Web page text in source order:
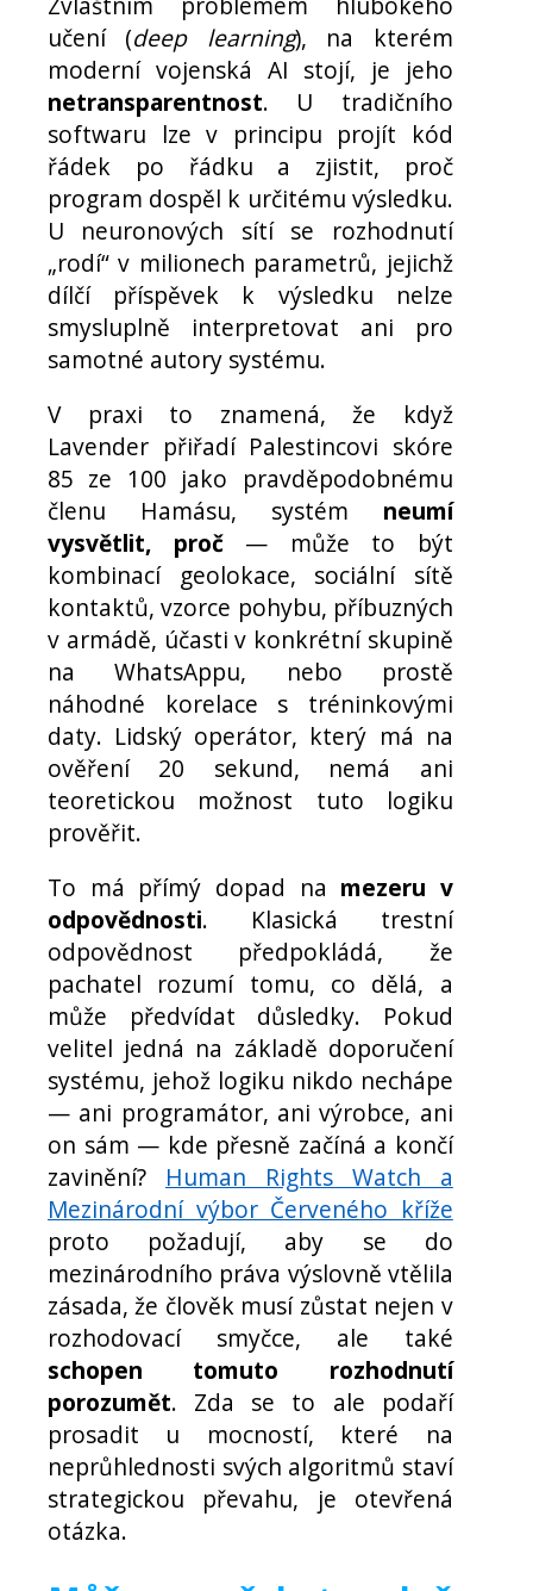
učení (deep learning), na kterém
moderní vojenská AI stojí, je jeho
netransparentnost. U tradičního
softwaru lze v principu projít kód
řádek po řádku a zjistit, proč
program dospěl k určitému výsledku.
U neuronových sítí se rozhodnutí
„rodí“ v milionech parametrů, jejichž
dílčí příspěvek k výsledku nelze
smysluplně interpretovat ani pro
samotné autory systému.
V praxi to znamená, že když
Lavender přiřadí Palestincovi skóre
85 ze 100 jako pravděpodobnému
členu Hamásu, systém neumí
vysvětlit, proč— může to být
kombinací geolokace, sociální sítě
kontaktů, vzorce pohybu, příbuzných
v armádě, účasti v konkrétní skupině
na WhatsAppu, nebo prostě
náhodné korelace s tréninkovými
daty. Lidský operátor, který má na
ověření 20 sekund, nemá ani
teoretickou možnost tuto logiku
prověřit.
To má přímý dopad na mezeru v
odpovědnosti. Klasická trestní
odpovědnost předpokládá, že
pachatel rozumí tomu, co dělá, a
může předvídat důsledky. Pokud
velitel jedná na základě doporučení
systému, jehož logiku nikdo nechápe
— ani programátor, ani výrobce, ani
on sám — kde přesně začíná a končí
zavinění? Human Rights Watch a
Mezinárodní výbor Červeného kříže
proto požadují, aby se do
mezinárodního práva výslovně vtělila
zásada, že člověk musí zůstat nejen v
rozhodovací smyčce, ale také
schopen tomuto rozhodnutí
porozumět. Zda se to ale podaří
prosadit u mocností, které na
neprůhlednosti svých algoritmů staví
strategickou převahu, je otevřená
otázka.